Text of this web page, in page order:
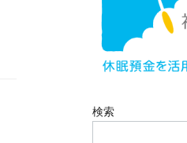
検索